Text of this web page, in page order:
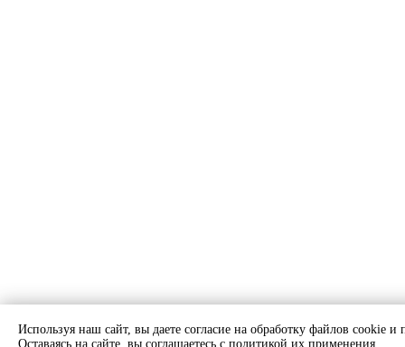
Используя наш сайт, вы даете согласие на обработку файлов cookie и
Оставаясь на сайте, вы соглашаетесь с политикой их применения.